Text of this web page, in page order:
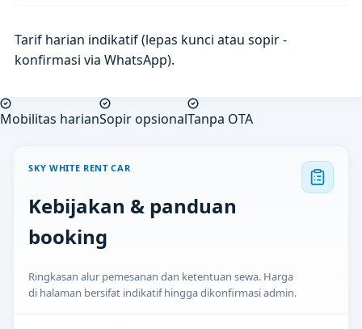
Tarif harian indikatif (lepas kunci atau sopir -
konfirmasi via WhatsApp).
Mobilitas harianSopir opsionalTanpa OTA
SKY WHITE RENT CAR
Kebijakan & panduan
booking
Ringkasan alur pemesanan dan ketentuan sewa. Harga
di halaman bersifat indikatif hingga dikonfirmasi admin.